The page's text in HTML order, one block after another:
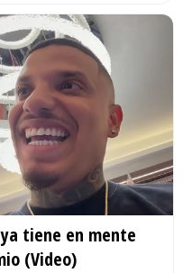
tiene en mente
(Video)